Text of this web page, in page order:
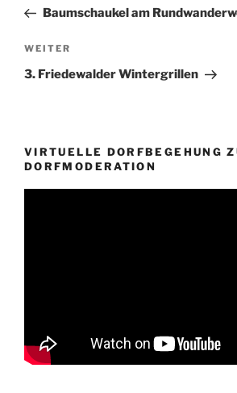
BeitragBaumschaukel am
Nächster
Beitrag
WEITER
3. Friedewalder Wintergrillen
VIRTUELLE DORFBEGEHUNG
DORFMODERATION